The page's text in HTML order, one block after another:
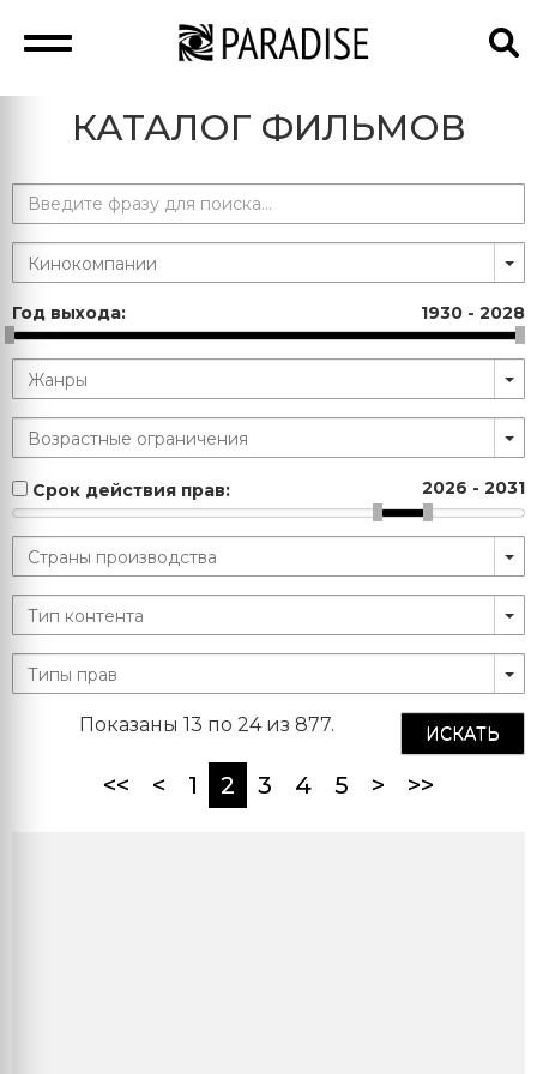
КАТАЛОГ ФИЛЬМОВ
Год выхода: 1930 - 2028
Срок действия прав: 2026 - 2031
ИСКАТЬ
Показаны 13 по 24 из 877.
<< < 1 2 (current)
3 4 5 > >>